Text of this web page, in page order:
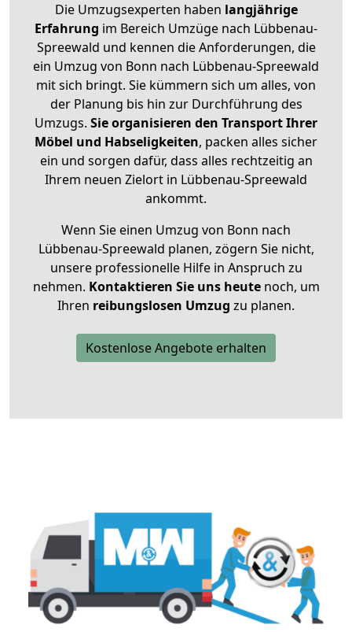
Die Umzugsexperten haben langjährige
Erfahrung im Bereich Umzüge nach Lübbenau-
Spreewald und kennen die Anforderungen, die
ein Umzug von Bonn nach Lübbenau-Spreewald
mit sich bringt. Sie kümmern sich um alles, von
der Planung bis hin zur Durchführung des
Umzugs. Sie organisieren den Transport Ihrer
Möbel und Habseligkeiten, packen alles sicher
ein und sorgen dafür, dass alles rechtzeitig an
Ihrem neuen Zielort in Lübbenau-Spreewald
ankommt.
Wenn Sie einen Umzug von Bonn nach
Lübbenau-Spreewald planen, zögern Sie nicht,
unsere professionelle Hilfe in Anspruch zu
nehmen. Kontaktieren Sie uns heutenoch, um
Ihren reibungslosen Umzug zu planen.
Kostenlose Angebote erhalten